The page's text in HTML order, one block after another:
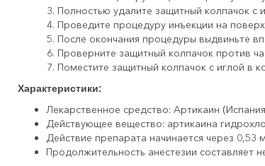
Полностью удалите защитный колпачок с
Проведите процедуру инъекции на
После окончания процедуры выдвиньте
Проверните защитный колпачок против
Поместите защитный колпачок с иглой в
Характеристики:
Лекарственное средство: Артикаин
Действующее вещество: артикаина
Действие препарата начинается через 0,53
Продолжительность анестезии составляет